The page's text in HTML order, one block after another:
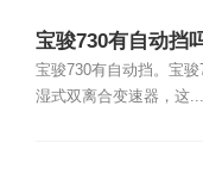
宝骏730有自动挡
宝骏730有自动挡。宝
湿式双离合变速器，这...